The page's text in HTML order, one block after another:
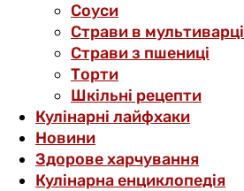
Соуси
Страви в мультиварці
Страви з пшениці
Торти
Шкільні рецепти
Кулінарні лайфхаки
Новини
Здорове харчування
Кулінарна енциклопедія